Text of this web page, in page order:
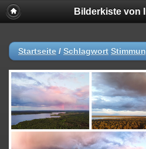
Bilderkiste von
Startseite / Schlagwort